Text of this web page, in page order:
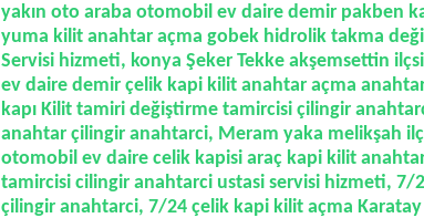
yakın oto araba otomobil ev daire demir pakben
yuma kilit anahtar açma gobek hidrolik takma
Servisi hizmeti, konya Şeker Tekke akşemsettin
ev daire demir çelik kapi kilit anahtar açma
kapı Kilit tamiri değiştirme tamircisi çilingir
anahtar çilingir anahtarci, Meram yaka melikşah
otomobil ev daire celik kapisi araç kapi kilit
tamircisi cilingir anahtarci ustasi servisi hizmeti,
çilingir anahtarci, 7/24 çelik kapi kilit açma